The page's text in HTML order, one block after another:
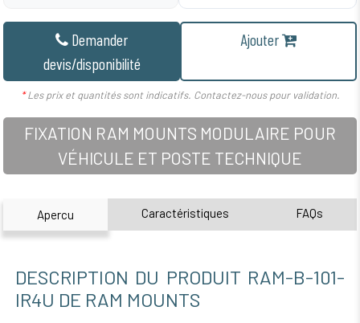
Demander
devis/disponibilité
Ajouter
*Les prix et quantités sont indicatifs. Contactez-nous pour validation.
FIXATION RAM MOUNTS MODULAIRE POUR
VÉHICULE ET POSTE TECHNIQUE
Apercu Caractéristiques FAQs
DESCRIPTION DU PRODUIT RAM-B-101-
IR4U DE RAM MOUNTS